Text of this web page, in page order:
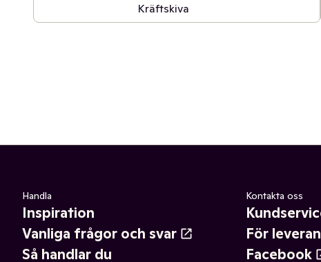
Kräftskiva
Handla
Inspiration
Vanliga frågor och svar
Så handlar du
Kontakta oss
För
Facebook